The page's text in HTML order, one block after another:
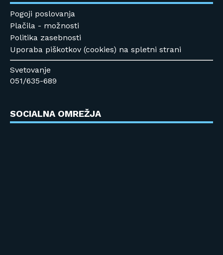
Pogoji poslovanja
Plačila - možnosti
Politika zasebnosti
Uporaba piškotkov (cookies) na spletni strani
Svetovanje
051/635-689
SOCIALNA OMREŽJA